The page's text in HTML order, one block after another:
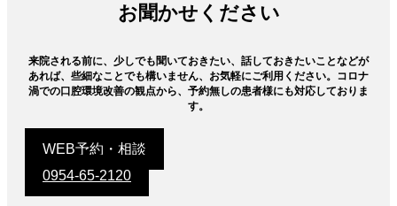
お聞かせください
来院される前に、少しでも聞いておきたい、話しておきたいことなどが
あれば、些細なことでも構いません、お気軽にご利用ください。コロナ
渦での口腔環境改善の観点から、予約無しの患者様にも対応しておりま
す。
WEB予約・相談
0954-65-2120